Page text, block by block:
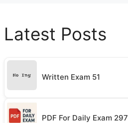
Latest Posts
Written Exam 51
PDF For Daily Exam 297